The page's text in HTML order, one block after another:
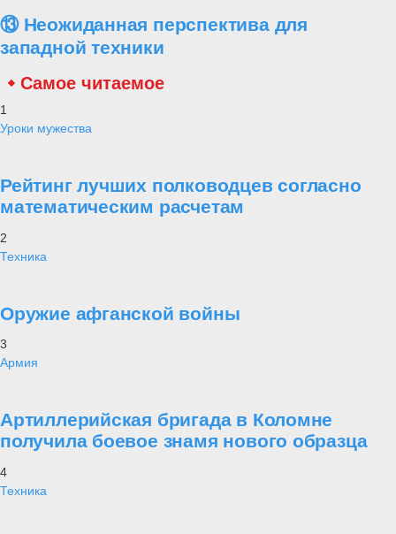
⑬ Неожиданная перспектива для
западной техники
Самое читаемое
1
Уроки мужества
Рейтинг лучших полководцев согласно
математическим расчетам
2
Техника
Оружие афганской войны
3
Армия
Артиллерийская бригада в Коломне
получила боевое знамя нового образца
4
Техника